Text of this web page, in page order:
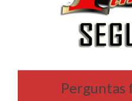
Perguntas